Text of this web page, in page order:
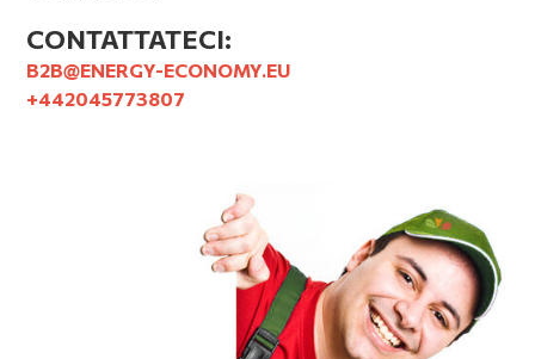
CONTATTATECI:
B2B@ENERGY-ECONOMY.EU
+442045773807